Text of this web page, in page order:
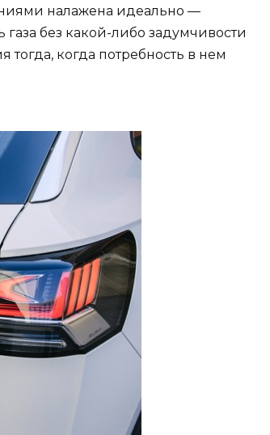
налажена идеально —
без какой-либо задумчивости
когда потребность в нем